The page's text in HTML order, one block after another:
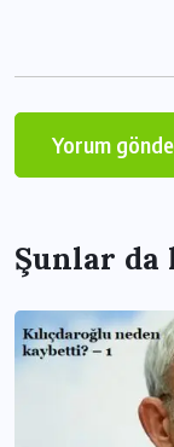
Şunlar da